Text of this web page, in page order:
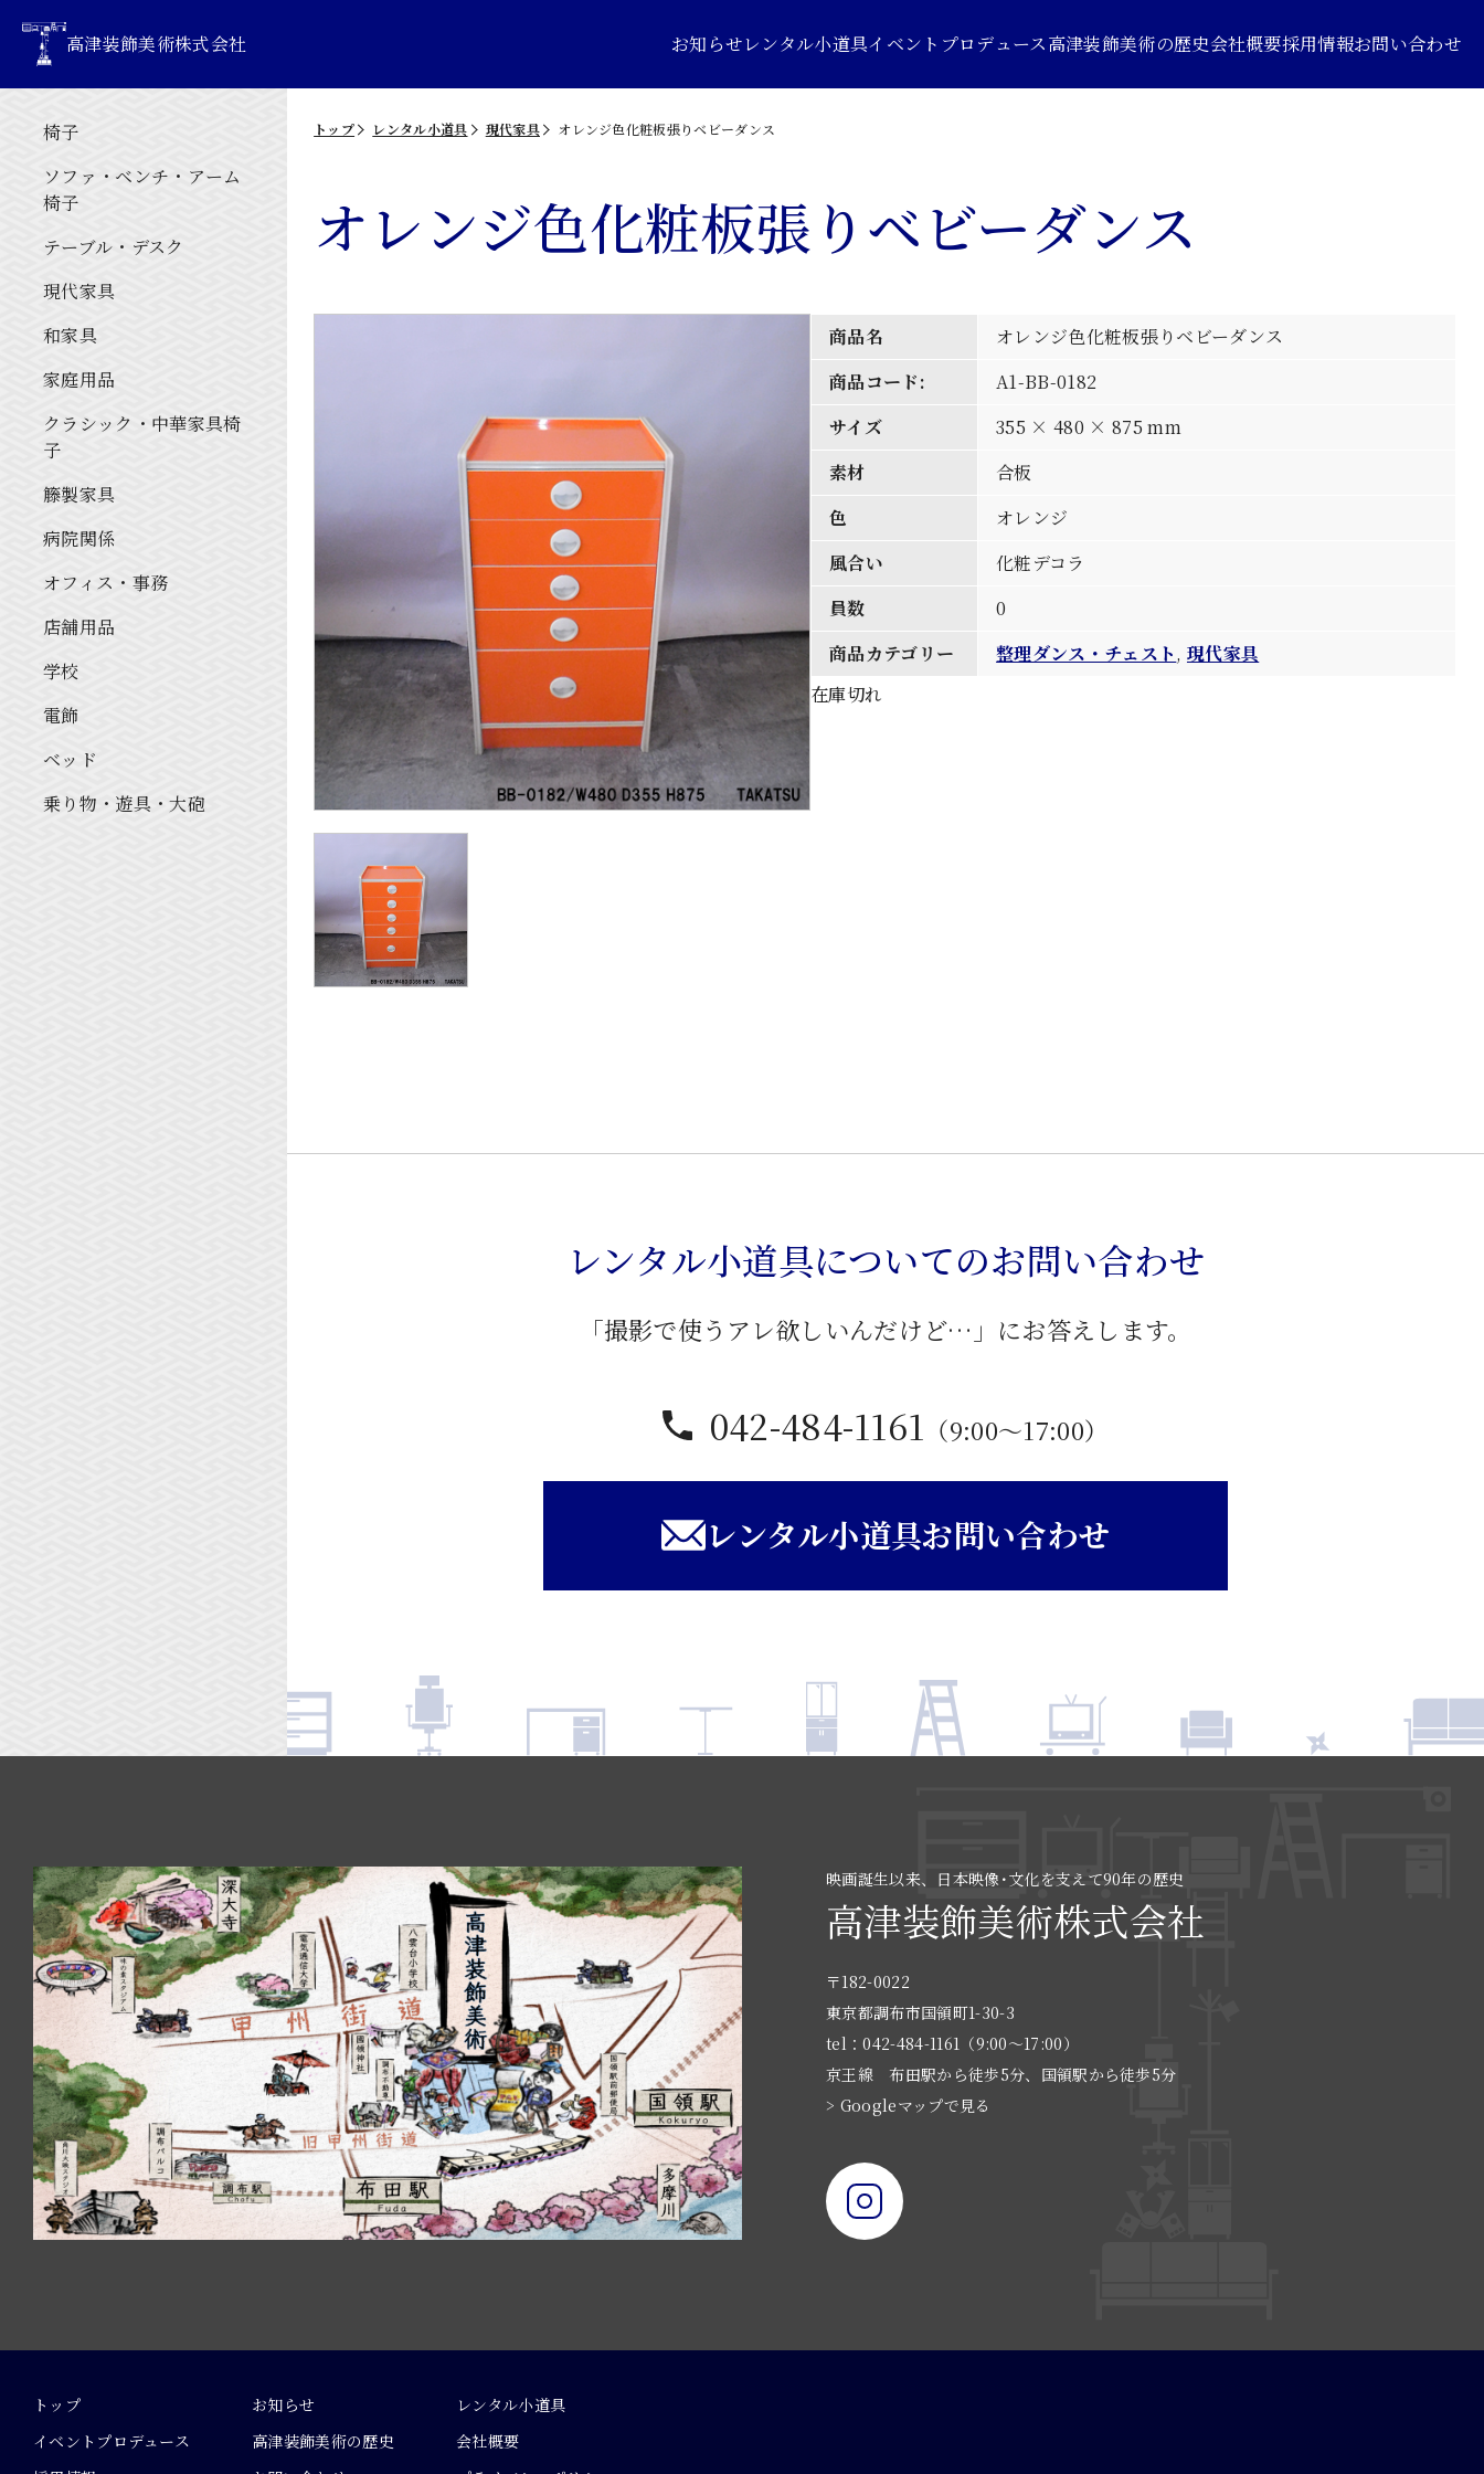
高津装飾美術株式会社 お知らせレンタル小道具イベントプロデュース高津装飾美術の歴史会社概要採用情報お問い合わせ
椅子
ソファ・ベンチ・アーム
椅子
テーブル・デスク
現代家具
和家具
家庭用品
クラシック・中華家具椅
子
籐製家具
病院関係
オフィス・事務
店舗用品
学校
電飾
ベッド
乗り物・遊具・大砲
トップ レンタル小道具 現代家具 オレンジ色化粧板張りベビーダンス
オレンジ色化粧板張りベビーダンス
商品名
オレンジ色化粧板張りベビーダンス
商品コード:
A1-BB-0182
サイズ
355 × 480 × 875 mm
素材
合板
色
オレンジ
風合い
化粧デコラ
員数
0
商品カテゴリー
整理ダンス・チェスト, 現代家具
在庫切れ
レンタル小道具についてのお問い合わせ
「撮影で使うアレ欲しいんだけど…」にお答えします。
042-484-1161 （9:00〜17:00）
レンタル小道具お問い合わせ
映画誕生以来、日本映像･文化を支えて90年の歴史
高津装飾美術株式会社
〒182-0022
東京都調布市国領町1-30-3
tel：042-484-1161（9:00〜17:00）
京王線 布田駅から徒歩5分、国領駅から徒歩5分
> Googleマップで見る
トップ お知らせ
レンタル小道具
イベントプロデュース
高津装飾美術の歴史
会社概要